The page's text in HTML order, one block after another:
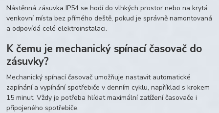
Nástěnná zásuvka IP54 se hodí do vlhkých prostor nebo na krytá
venkovní místa bez přímého deště, pokud je správně namontovaná
a odpovídá celé elektroinstalaci.
K čemu je mechanický spínací časovač do
zásuvky?
Mechanický spínací časovač umožňuje nastavit automatické
zapínání a vypínání spotřebiče v denním cyklu, například s krokem
15 minut. Vždy je potřeba hlídat maximální zatížení časovače i
připojeného spotřebiče.